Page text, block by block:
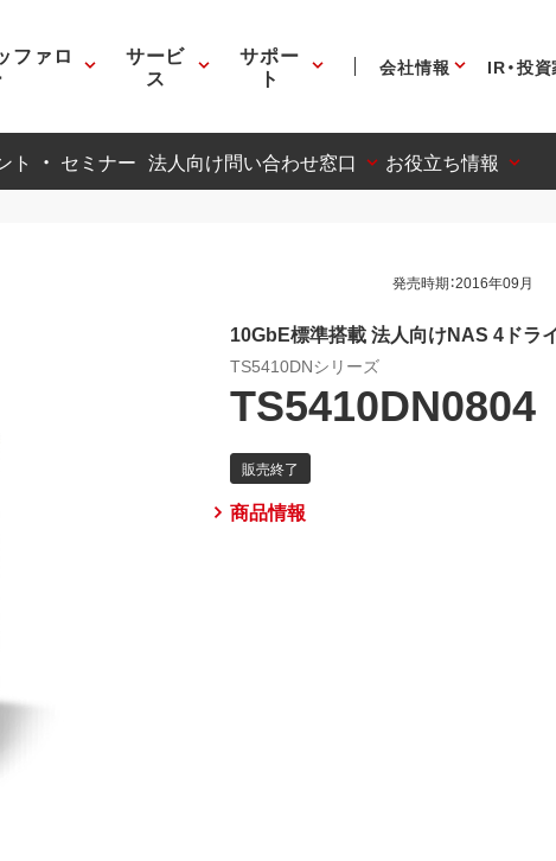
ファロ サービ
ス
サポー
ト 会社情報 IR・投
ト ・ セミナー 法人向け問い合わせ窓口 お役立ち情報
発売時期：2016年09月
10GbE標準搭載 法人向けNAS 4ドラ
TS5410DNシリーズ
TS5410DN0804
商品情報